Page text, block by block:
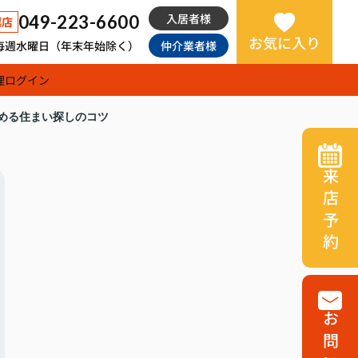
049-223-6600
水曜日（年末年始除く）
入居者様
仲介業者様
お気に入り
ログイン
る住まい探しのコツ
来店予約